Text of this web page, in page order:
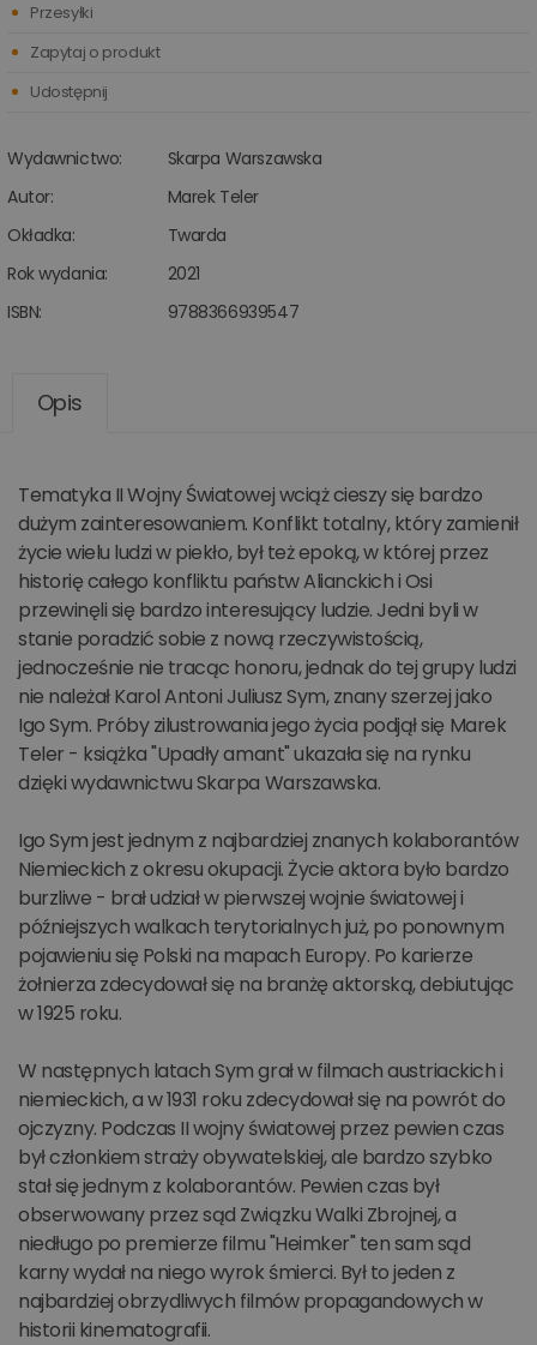
Wydawnictwo:
Skarpa Warszawska
Autor:
Marek Teler
Okładka:
Twarda
Rok wydania:
2021
ISBN:
9788366939547
Przesyłki
Zapytaj o produkt
Udostępnij
Opis
Tematyka II Wojny Światowej wciąż cieszy się bardzo
dużym zainteresowaniem. Konflikt totalny, który zamienił
życie wielu ludzi w piekło, był też epoką, w której przez
historię całego konfliktu państw Alianckich i Osi
przewinęli się bardzo interesujący ludzie. Jedni byli w
stanie poradzić sobie z nową rzeczywistością,
jednocześnie nie tracąc honoru, jednak do tej grupy ludzi
nie należał Karol Antoni Juliusz Sym, znany szerzej jako
Igo Sym. Próby zilustrowania jego życia podjął się Marek
Teler - książka "Upadły amant" ukazała się na rynku
dzięki wydawnictwu Skarpa Warszawska.
Igo Sym jest jednym z najbardziej znanych kolaborantów
Niemieckich z okresu okupacji. Życie aktora było bardzo
burzliwe - brał udział w pierwszej wojnie światowej i
późniejszych walkach terytorialnych już, po ponownym
pojawieniu się Polski na mapach Europy. Po karierze
żołnierza zdecydował się na branżę aktorską, debiutując
w 1925 roku.
W następnych latach Sym grał w filmach austriackich i
niemieckich, a w 1931 roku zdecydował się na powrót do
ojczyzny. Podczas II wojny światowej przez pewien czas
był członkiem straży obywatelskiej, ale bardzo szybko
stał się jednym z kolaborantów. Pewien czas był
obserwowany przez sąd Związku Walki Zbrojnej, a
niedługo po premierze filmu "Heimker" ten sam sąd
karny wydał na niego wyrok śmierci. Był to jeden z
najbardziej obrzydliwych filmów propagandowych w
historii kinematografii.